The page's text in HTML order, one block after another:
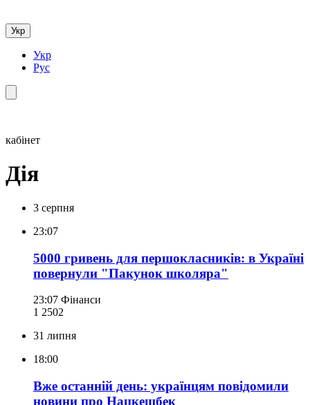
Укр
Укр
Рус
кабінет
Дія
3 серпня
23:07
5000 гривень для першокласників: в Україні
повернули "Пакунок школяра"
23:07 Фінанси
1 2502
31 липня
18:00
Вже останній день: українцям повідомили
новини про Нацкешбек